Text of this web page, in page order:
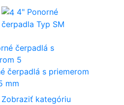
4" Ponorné
čerpadla Typ SM
čerpadlá s priemerom
mm
Zobraziť kategóriu